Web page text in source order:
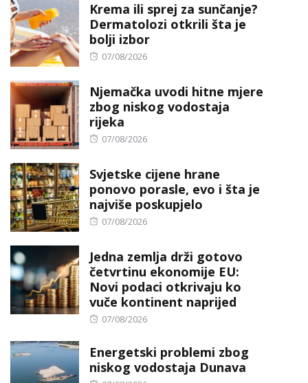
Krema ili sprej za sunčanje?
Dermatolozi otkrili šta je
bolji izbor
Posted
07/08/2026
Njemačka uvodi hitne mjere
zbog niskog vodostaja
rijeka
Posted
07/08/2026
Svjetske cijene hrane
ponovo porasle, evo i šta je
najviše poskupjelo
Posted
07/08/2026
Jedna zemlja drži gotovo
četvrtinu ekonomije EU:
Novi podaci otkrivaju ko
vuče kontinent naprijed
Posted
07/08/2026
Energetski problemi zbog
niskog vodostaja Dunava